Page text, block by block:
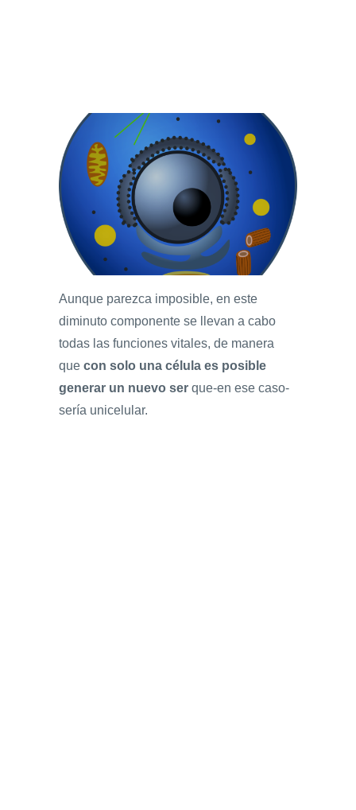
Aunque parezca imposible, en este
diminuto componente se llevan a cabo
todas las funciones vitales, de manera
que con solo una célula es posible
generar un nuevo ser que-en ese caso-
sería unicelular.